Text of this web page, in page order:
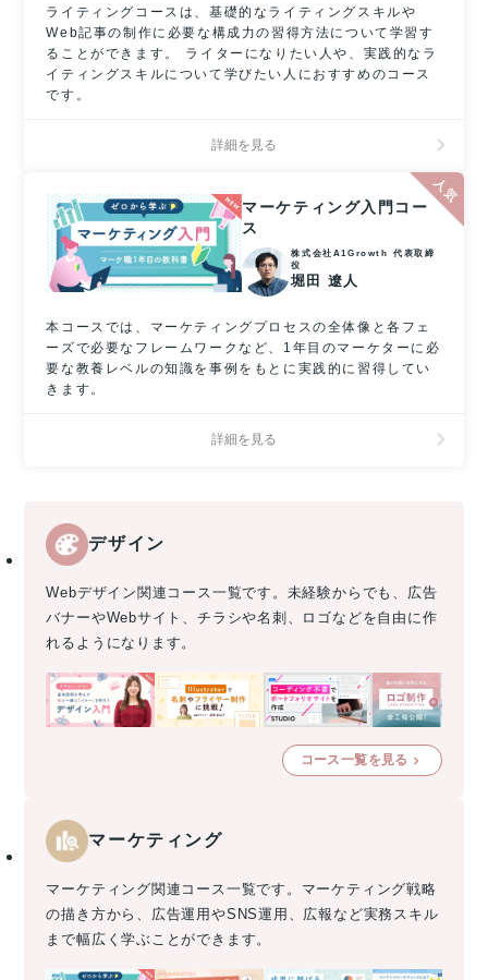
ライティングコースは、基礎的なライティングスキルや
Web記事の制作に必要な構成力の習得方法について学習す
ることができます。 ライターになりたい人や、実践的なラ
イティングスキルについて学びたい人におすすめのコース
です。
詳細を見る
マーケティング入門コー
ス
株式会社A1Growth 代表取締
役
堀田 遼人
本コースでは、マーケティングプロセスの全体像と各フェ
ーズで必要なフレームワークなど、1年目のマーケターに必
要な教養レベルの知識を事例をもとに実践的に習得してい
きます。
詳細を見る
デザイン
Webデザイン関連コース一覧です。未経験からでも、広告
バナーやWebサイト、チラシや名刺、ロゴなどを自由に作
れるようになります。
コース一覧を見る
マーケティング
マーケティング関連コース一覧です。マーケティング戦略
の描き方から、広告運用やSNS運用、広報など実務スキル
まで幅広く学ぶことができます。